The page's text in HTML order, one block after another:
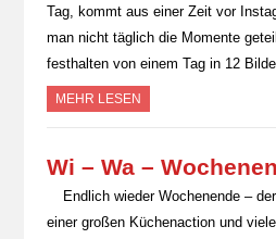
Tag, kommt aus einer Zeit vor
man nicht täglich die Momente
festhalten von einem Tag in 12
MEHR LESEN
Wi – Wa –
Endlich wieder Wochenende –
einer großen Küchenaction und